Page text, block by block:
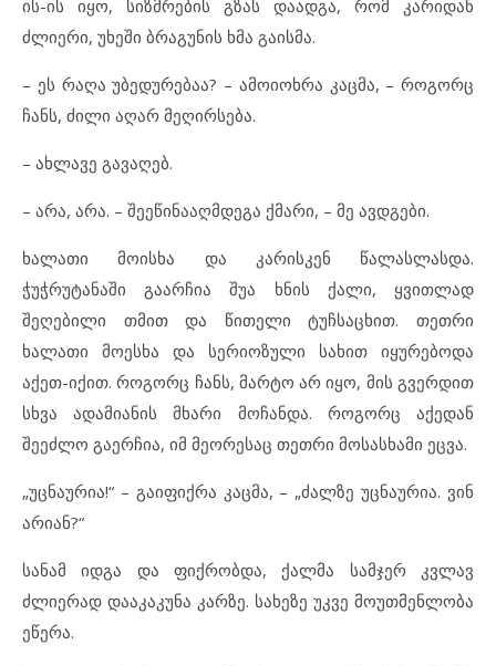
ის-ის იყო, სიზმრების გზას დაადგა, რომ კარიდან
ძლიერი, უხეში ბრაგუნის ხმა გაისმა.
– ეს რაღა უბედურებაა? – ამოიოხრა კაცმა, – როგორც
ჩანს, ძილი აღარ მეღირსება.
– ახლავე გავაღებ.
– არა, არა. – შეეწინააღმდეგა ქმარი, – მე ავდგები.
ხალათი მოისხა და კარისკენ წალასლასდა.
ჭუჭრუტანაში გაარჩია შუა ხნის ქალი, ყვითლად
შეღებილი თმით და წითელი ტუჩსაცხით. თეთრი
ხალათი მოესხა და სერიოზული სახით იყურებოდა
აქეთ-იქით. როგორც ჩანს, მარტო არ იყო, მის გვერდით
სხვა ადამიანის მხარი მოჩანდა. როგორც აქედან
შეეძლო გაერჩია, იმ მეორესაც თეთრი მოსასხამი ეცვა.
„უცნაურია!“ – გაიფიქრა კაცმა, – „ძალზე უცნაურია. ვინ
არიან?“
სანამ იდგა და ფიქრობდა, ქალმა სამჯერ კვლავ
ძლიერად დააკაკუნა კარზე. სახეზე უკვე მოუთმენლობა
ეწერა.